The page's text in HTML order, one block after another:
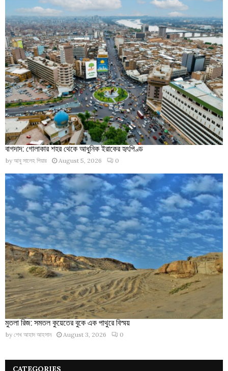
বাগদাদ: গোলাকার শহর থেকে আধুনিক ইরাকের হৃৎপিণ্ড
by আবু সালেহ পিয়ার August 5, 2026 0
মুতলা রিজ: সমতল কুয়েতের বুকে এক পাথুরে বিস্ময়
by শেখ আহাদ আহসান August 3, 2026 0
CATEGORIES